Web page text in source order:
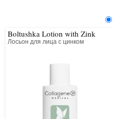
Boltushka Lotion with Zink
Лосьон для лица с цинком